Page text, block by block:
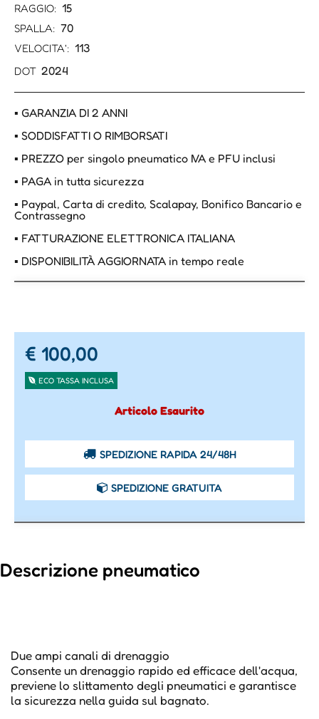
RAGGIO: 15
SPALLA: 70
VELOCITA': 113
DOT 2024
▪ GARANZIA DI 2 ANNI
▪ SODDISFATTI O RIMBORSATI
▪ PREZZO per singolo pneumatico IVA e PFU inclusi
▪ PAGA in tutta sicurezza
▪ Paypal, Carta di credito, Scalapay, Bonifico Bancario e
Contrassegno
▪ FATTURAZIONE ELETTRONICA ITALIANA
▪ DISPONIBILITÀ AGGIORNATA in tempo reale
€ 100,00
ECO TASSA INCLUSA
Articolo Esaurito
SPEDIZIONE RAPIDA 24/48H
SPEDIZIONE GRATUITA
Descrizione pneumatico
Due ampi canali di drenaggio
Consente un drenaggio rapido ed efficace dell'acqua,
previene lo slittamento degli pneumatici e garantisce
la sicurezza nella guida sul bagnato.